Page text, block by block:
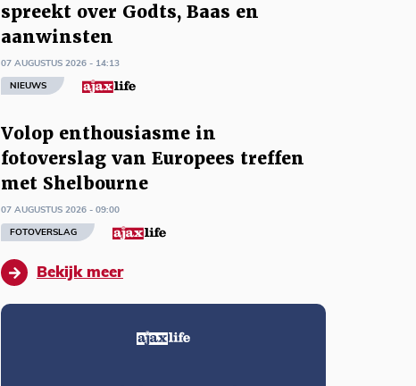
spreekt over Godts, Baas en
aanwinsten
07 AUGUSTUS 2026 - 14:13
NIEUWS
Volop enthousiasme in
fotoverslag van Europees treffen
met Shelbourne
07 AUGUSTUS 2026 - 09:00
FOTOVERSLAG
Bekijk meer